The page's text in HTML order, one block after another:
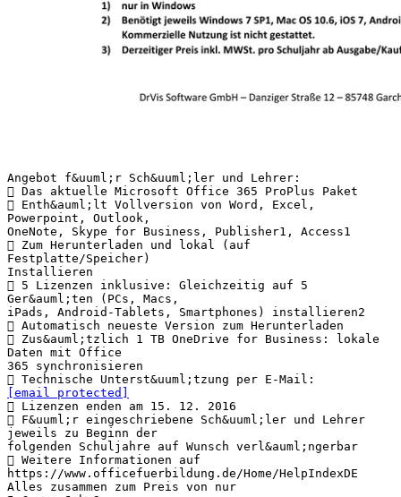
Angebot f&uuml;r Sch&uuml;ler und Lehrer:
 Das aktuelle Microsoft Office 365 ProPlus Paket
 Enth&auml;lt Vollversion von Word, Excel,
Powerpoint, Outlook,
OneNote, Skype for Business, Publisher1, Access1
 Zum Herunterladen und lokal (auf
Festplatte/Speicher)
Installieren
 5 Lizenzen inklusive: Gleichzeitig auf 5
Ger&auml;ten (PCs, Macs,
iPads, Android-Tablets, Smartphones) installieren2
 Automatisch neueste Version zum Herunterladen
 Zus&auml;tzlich 1 TB OneDrive for Business: lokale
Daten mit Office
365 synchronisieren
 Technische Unterst&uuml;tzung per E-Mail:
[email protected]
 Lizenzen enden am 15. 12. 2016
 F&uuml;r eingeschriebene Sch&uuml;ler und Lehrer
jeweils zu Beginn der
folgenden Schuljahre auf Wunsch verl&auml;ngerbar
 Weitere Informationen auf
https://www.officefuerbildung.de/Home/HelpIndexDE
Alles zusammen zum Preis von nur